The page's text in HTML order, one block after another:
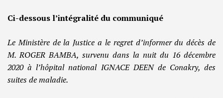
Ci-dessous l’intégralité du communiqué
Le Ministère de la Justice a le regret d’informer du décès de
M. ROGER BAMBA, survenu dans la nuit du 16 décembre
2020 à l’hôpital national IGNACE DEEN de Conakry, des
suites de maladie.